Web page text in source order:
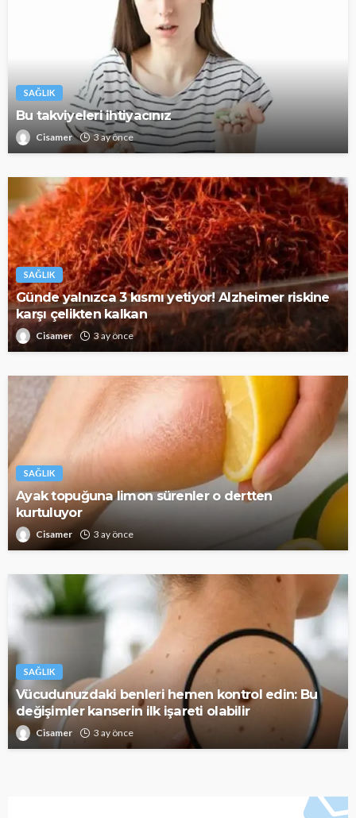
SAĞLIK
Bu takviyeleri ihtiyacınız
Cisamer 3 ay önce
SAĞLIK
Günde yalnızca 3 kısmı yetiyor! Alzheimer riskine
karşı çelikten kalkan
Cisamer 3 ay önce
SAĞLIK
Ayak topuğuna limon sürenler o dertten
kurtuluyor
Cisamer 3 ay önce
SAĞLIK
Vücudunuzdaki benleri hemen kontrol edin: Bu
değişimler kanserin ilk işareti olabilir
Cisamer 3 ay önce